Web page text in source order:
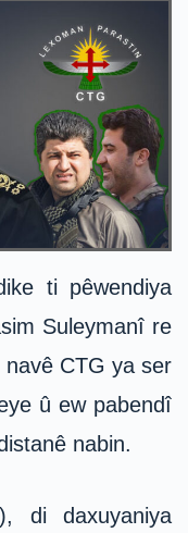
ti pêwendiya
Suleymanî re
CTG ya ser
û ew pabendî
nabin.
di daxuyaniya